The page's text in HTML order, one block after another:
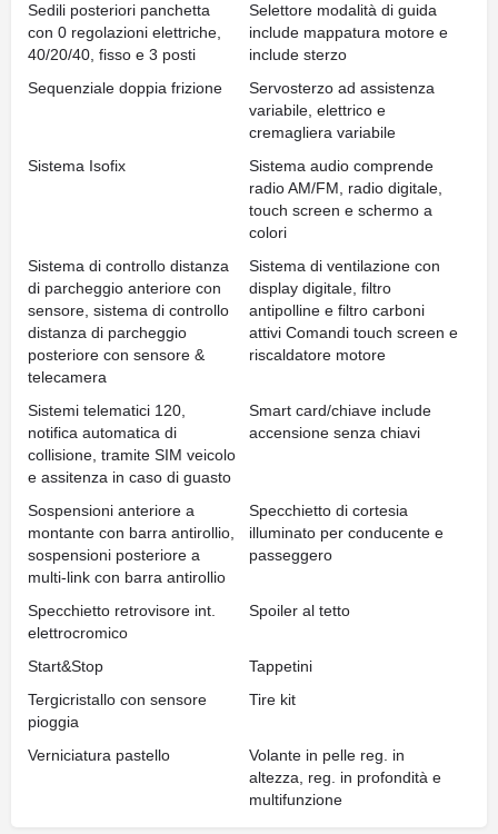
Sedili posteriori panchetta
con 0 regolazioni elettriche,
40/20/40, fisso e 3 posti
Selettore modalità di guida
include mappatura motore e
include sterzo
Sequenziale doppia frizione
Servosterzo ad assistenza
variabile, elettrico e
cremagliera variabile
Sistema Isofix
Sistema audio comprende
radio AM/FM, radio digitale,
touch screen e schermo a
colori
Sistema di controllo distanza
di parcheggio anteriore con
sensore, sistema di controllo
distanza di parcheggio
posteriore con sensore &
telecamera
Sistema di ventilazione con
display digitale, filtro
antipolline e filtro carboni
attivi Comandi touch screen e
riscaldatore motore
Sistemi telematici 120,
notifica automatica di
collisione, tramite SIM veicolo
e assitenza in caso di guasto
Smart card/chiave include
accensione senza chiavi
Sospensioni anteriore a
montante con barra antirollio,
sospensioni posteriore a
multi-link con barra antirollio
Specchietto di cortesia
illuminato per conducente e
passeggero
Specchietto retrovisore int.
elettrocromico
Spoiler al tetto
Start&Stop
Tappetini
Tergicristallo con sensore
pioggia
Tire kit
Verniciatura pastello
Volante in pelle reg. in
altezza, reg. in profondità e
multifunzione